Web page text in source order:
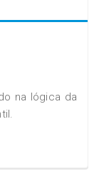
na lógica da